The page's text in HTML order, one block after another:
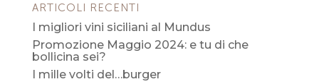
ARTICOLI RECENTI
I migliori vini siciliani al Mundus
Promozione Maggio 2024: e tu di che
bollicina sei?
I mille volti del…burger